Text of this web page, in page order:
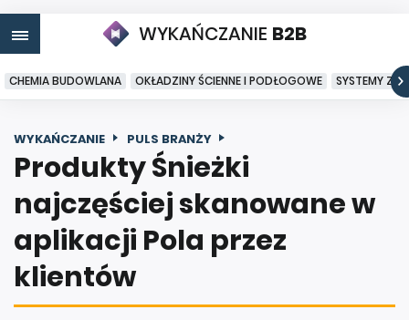
WYKAŃCZANIE B2B
CHEMIA BUDOWLANA OKŁADZINY ŚCIENNE I PODŁOGOWE SYSTEMY
WYKAŃCZANIE PULS BRANŻY
Produkty Śnieżki
najczęściej skanowane w
aplikacji Pola przez
klientów